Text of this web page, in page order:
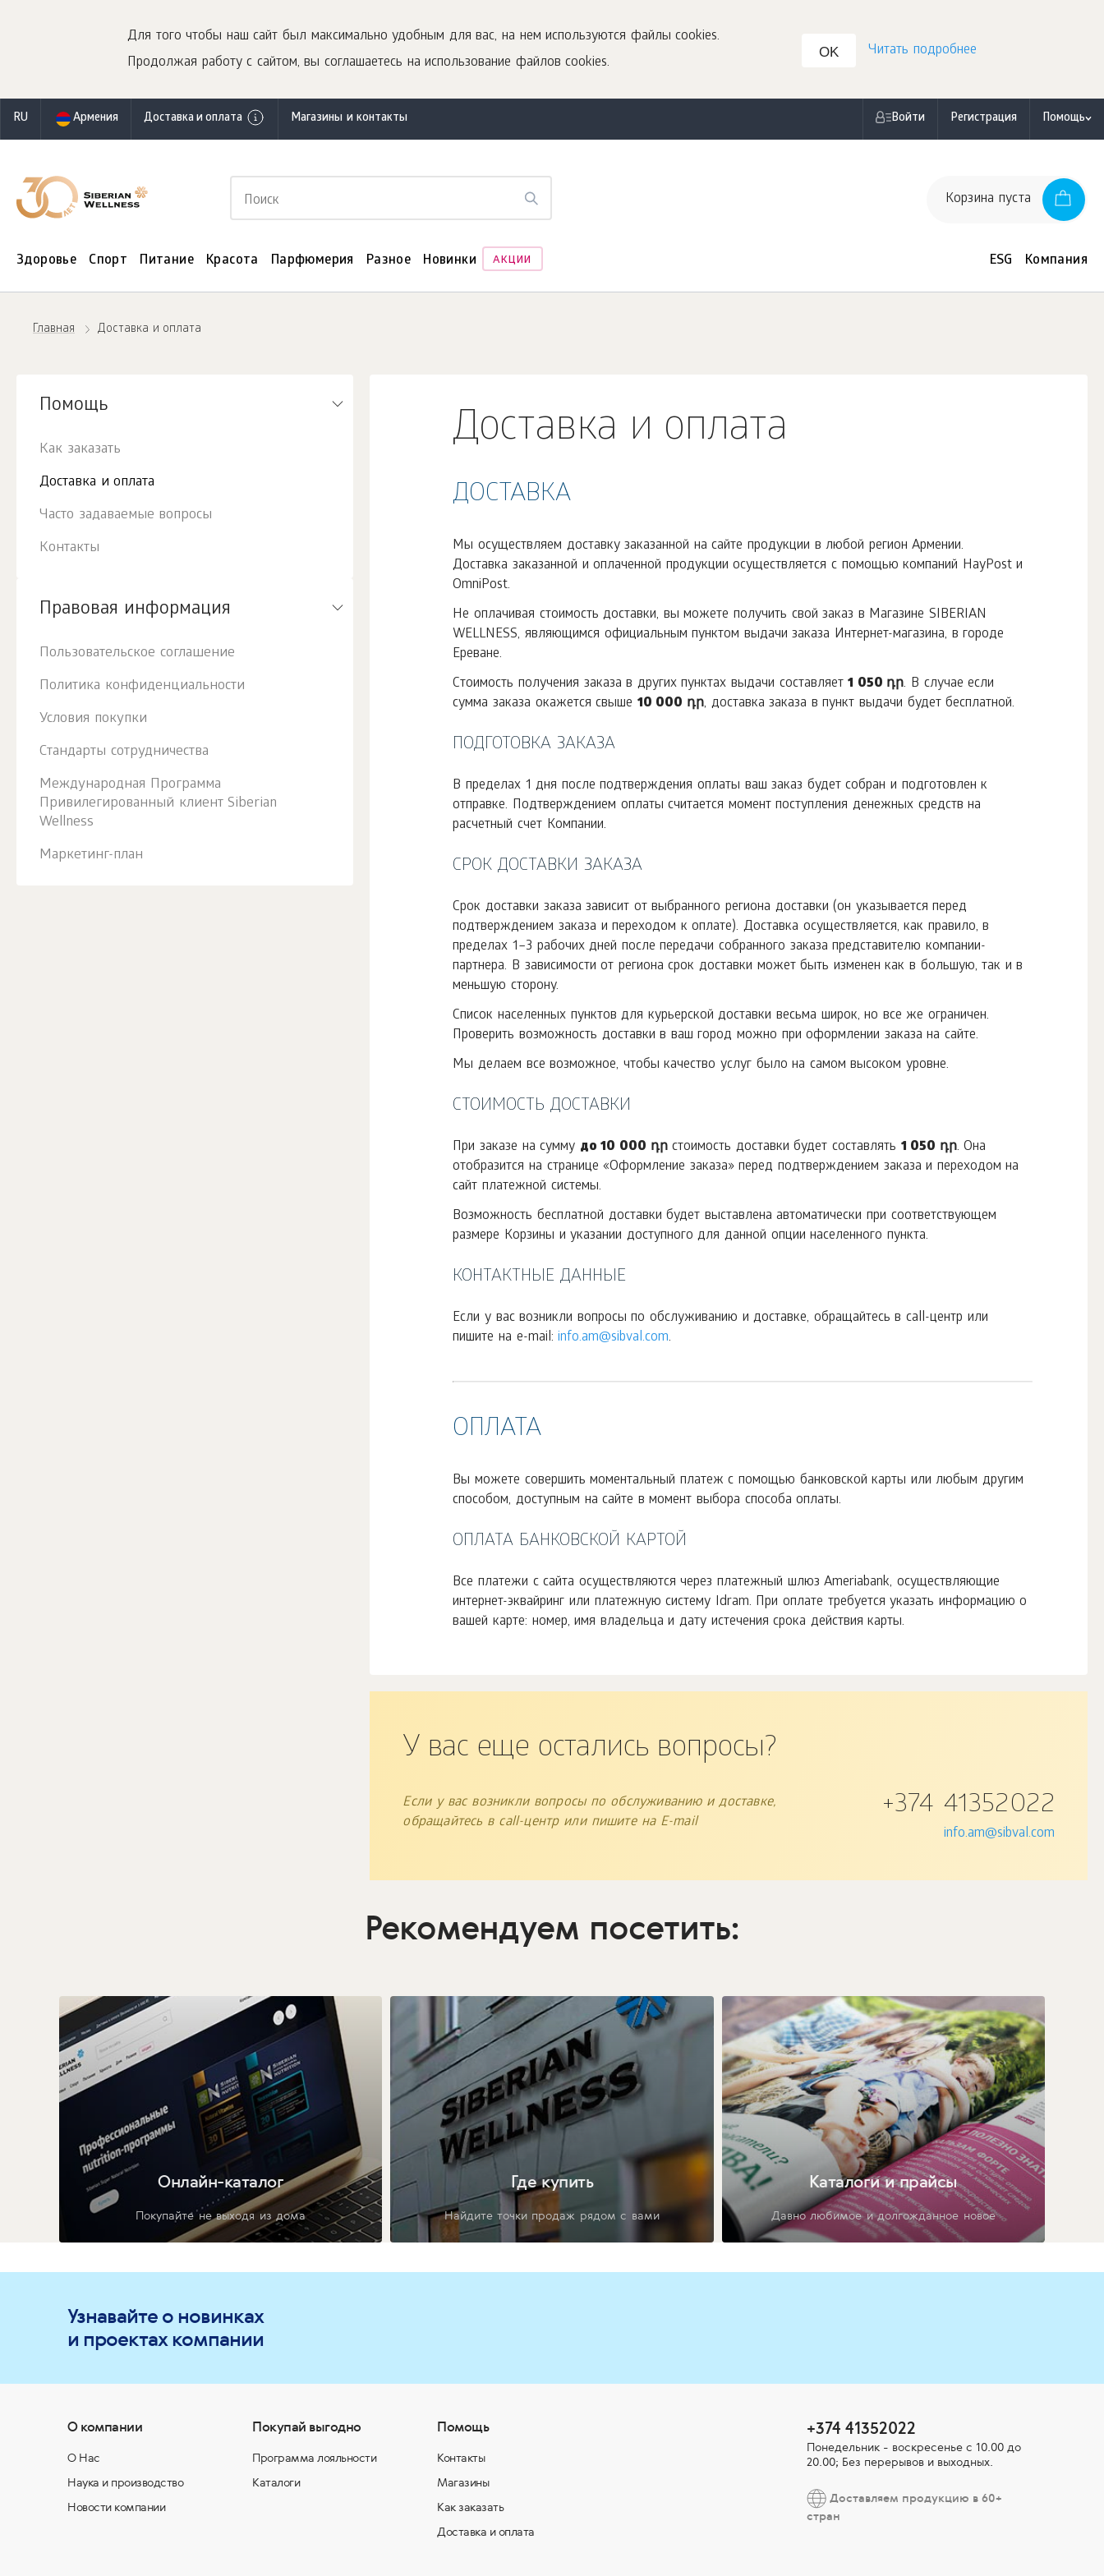
Для того чтобы наш сайт был максимально удобным для вас, на нем используются файлы cookies.
Продолжая работу с сайтом, вы соглашаетесь на использование файлов cookies.
OK Читать подробнее
RU Армения Доставка и оплата Магазины и контакты Войти Регистрация Помощь
Корзина пуста
Здоровье Спорт Питание Красота Парфюмерия Разное Новинки АКЦИИ ESG Компания
Главная Доставка и оплата
Доставка и оплата
ДОСТАВКА
Мы осуществляем доставку заказанной на сайте продукции в любой регион Армении.
Доставка заказанной и оплаченной продукции осуществляется с помощью компаний HayPost и
OmniPost.
Не оплачивая стоимость доставки, вы можете получить свой заказ в Магазине SIBERIAN
WELLNESS, являющимся официальным пунктом выдачи заказа Интернет-магазина, в городе
Ереване.
Стоимость получения заказа в других пунктах выдачи составляет1 050 դր. В случае если
сумма заказа окажется свыше 10 000 դր, доставка заказа в пункт выдачи будет бесплатной.
ПОДГОТОВКА ЗАКАЗА
В пределах 1 дня после подтверждения оплаты ваш заказ будет собран и подготовлен к
отправке. Подтверждением оплаты считается момент поступления денежных средств на
расчетный счет Компании.
СРОК ДОСТАВКИ ЗАКАЗА
Срок доставки заказа зависит от выбранного региона доставки (он указывается перед
подтверждением заказа и переходом к оплате). Доставка осуществляется, как правило, в
пределах 1–3 рабочих дней после передачи собранного заказа представителю компании-
партнера. В зависимости от региона срок доставки может быть изменен как в большую, так и в
меньшую сторону.
Список населенных пунктов для курьерской доставки весьма широк, но все же ограничен.
Проверить возможность доставки в ваш город можно при оформлении заказа на сайте.
Мы делаем все возможное, чтобы качество услуг было на самом высоком уровне.
СТОИМОСТЬ ДОСТАВКИ
При заказе на сумму до 10 000 դրстоимость доставки будет составлять 1 050 դր. Она
отобразится на странице «Оформление заказа» перед подтверждением заказа и переходом на
сайт платежной системы.
Возможность бесплатной доставки будет выставлена автоматически при соответствующем
размере Корзины и указании доступного для данной опции населенного пункта.
КОНТАКТНЫЕ ДАННЫЕ
Если у вас возникли вопросы по обслуживанию и доставке, обращайтесь в call-центр или
пишите на e-mail:info.am@sibval.com.
ОПЛАТА
Вы можете совершить моментальный платеж с помощью банковской карты или любым другим
способом, доступным на сайте в момент выбора способа оплаты.
ОПЛАТА БАНКОВСКОЙ КАРТОЙ
Все платежи с сайта осуществляются через платежный шлюз Ameriabank, осуществляющие
интернет-эквайринг или платежную систему Idram. При оплате требуется указать информацию о
вашей карте: номер, имя владельца и дату истечения срока действия карты.
У вас еще остались вопросы?
Если у вас возникли вопросы по обслуживанию и доставке,
обращайтесь в call-центр или пишите на E-mail
+374 41352022
info.am@sibval.com
Помощь
Как заказать
Доставка и оплата
Часто задаваемые вопросы
Контакты
Правовая информация
Пользовательское соглашение
Политика конфиденциальности
Условия покупки
Стандарты сотрудничества
Международная Программа
Привилегированный клиент Siberian
Wellness
Маркетинг-план
Рекомендуем посетить:
Онлайн-каталог
Покупайте не выходя из дома
Где купить
Найдите точки продаж рядом с вами
Каталоги и прайсы
Давно любимое и долгожданное новое
Узнавайте о новинках
и проектах компании
О компании
О Нас
Наука и производство
Новости компании
Покупай выгодно
Программа лояльности
Каталоги
Помощь
Контакты
Магазины
Как заказать
Доставка и оплата
+374 41352022
Понедельник - воскресенье с 10.00 до
20.00; Без перерывов и выходных.
Доставляем продукцию в 60+
стран